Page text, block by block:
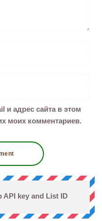
и адрес сайта в этом
моих комментариев.
API key and List ID